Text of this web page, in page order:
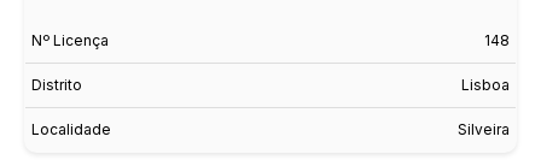
Nº Licença 148
Distrito Lisboa
Localidade Silveira